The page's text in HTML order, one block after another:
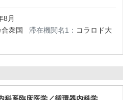
8月
合衆国 滞在機関名1： コラロド大